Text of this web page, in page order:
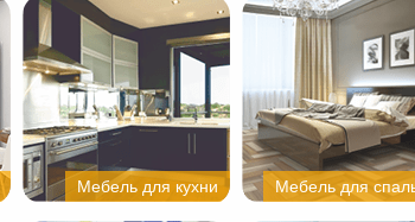
Мебель для кухни Мебель для